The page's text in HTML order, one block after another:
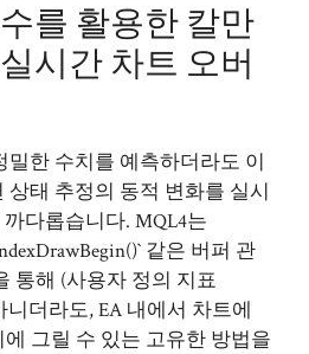
를 활용한 칼만
시간 차트 오버
밀한 수치를 예측하더라도 이
태 추정의 동적 변화를 실시
다롭습니다. MQL4는
같은 버퍼 관
통해 (사용자 정의 지표
니더라도, EA 내에서 차트에
그릴 수 있는 고유한 방법을